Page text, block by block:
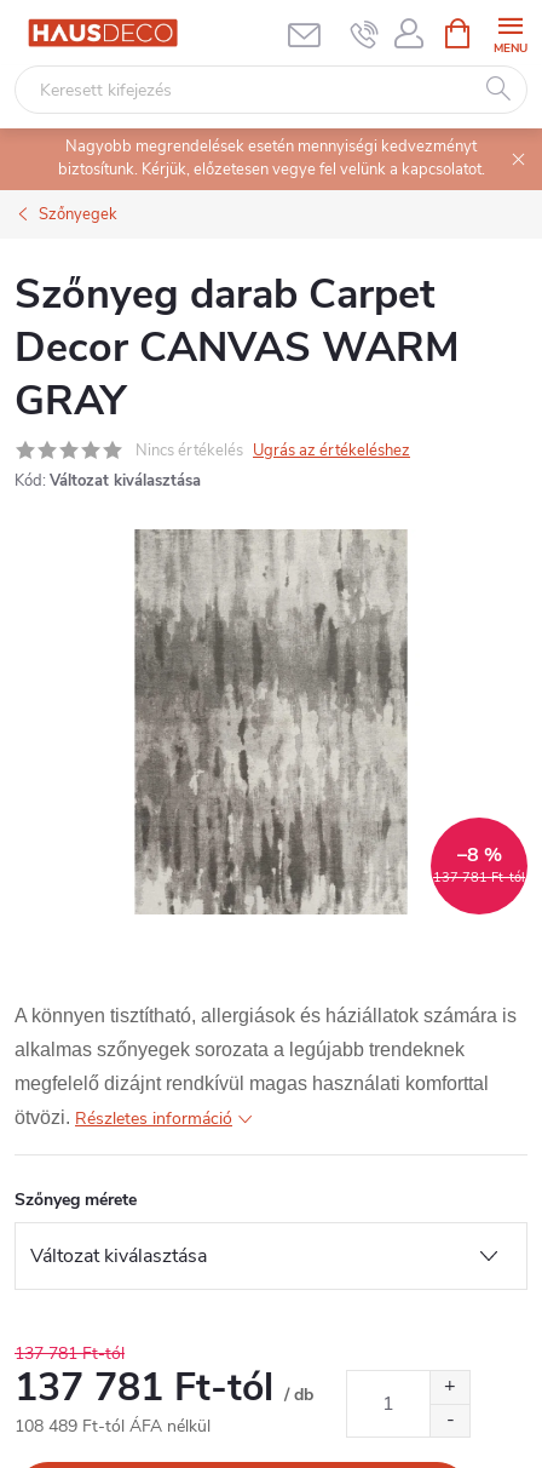
Ugrás
tartalomhoz
KOSÁR
Nagyobb megrendelések esetén mennyiségi kedvezményt
biztosítunk. Kérjük, előzetesen vegye fel velünk a kapcsolatot.
Szőnyegek
Szőnyeg darab Carpet
Decor CANVAS WARM
GRAY
Nincs értékelés Ugrás az értékeléshez
Kód: Változat kiválasztása
137 781 Ft-tól
–8 %
A könnyen tisztítható, allergiások és háziállatok számára is
alkalmas szőnyegek sorozata a legújabb trendeknek
megfelelő dizájnt rendkívül magas használati komforttal
ötvözi. Részletes információ
Szőnyeg mérete
137 781 Ft-tól
137 781 Ft-tól / db
108 489 Ft-tól ÁFA nélkül